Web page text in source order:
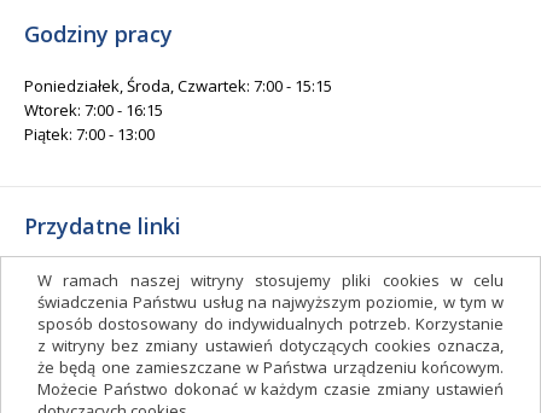
W ramach naszej witryny stosujemy pliki cookies w celu
świadczenia Państwu usług na najwyższym poziomie, w tym w
sposób dostosowany do indywidualnych potrzeb. Korzystanie
z witryny bez zmiany ustawień dotyczących cookies oznacza,
że będą one zamieszczane w Państwa urządzeniu końcowym.
Możecie Państwo dokonać w każdym czasie zmiany ustawień
Godziny pracy
Poniedziałek, Środa, Czwartek: 7:00 - 15:15
Wtorek: 7:00 - 16:15
Piątek: 7:00 - 13:00
Przydatne linki
Gminny Ośrodek Kultury i Sportu
Gminna Biblioteka Publiczna
facebook.com/gminagrudziadz
Deklaracja dostępności
Facebook